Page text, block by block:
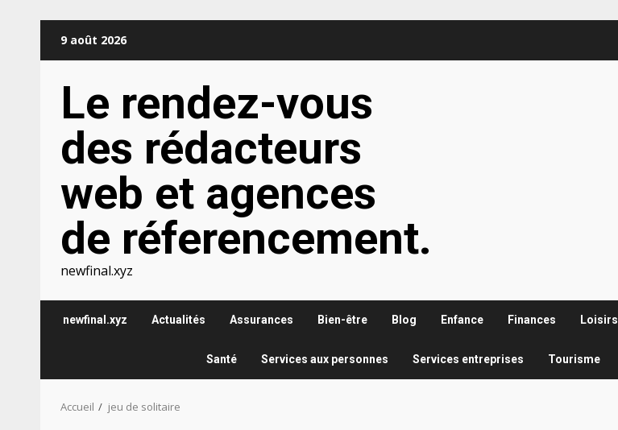
9 août 2026
Le rendez-vous
des rédacteurs
web et agences
de réferencement.
newfinal.xyz
newfinal.xyz Actualités Assurances Bien-être Blog Enfance Finances Loisirs
Santé Services aux personnes Services entreprises Tourisme
Accueil jeu de solitaire